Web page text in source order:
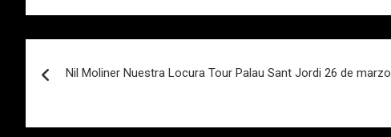
de
entradas
Nil Moliner Nuestra Locura Tour Palau Sant Jordi 26 de marzo